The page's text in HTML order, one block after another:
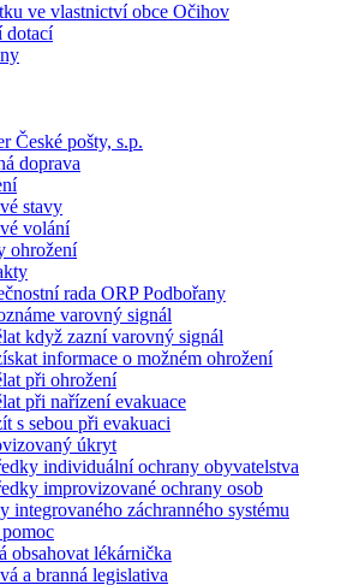
ve vlastnictví obce Očihov
dotací
České pošty, s.p.
doprava
stavy
volání
ohrožení
rada ORP Podbořany
varovný signál
když zazní varovný signál
informace o možném ohrožení
při ohrožení
při nařízení evakuace
s sebou při evakuaci
úkryt
individuální ochrany obyvatelstva
improvizované ochrany osob
integrovaného záchranného systému
obsahovat lékárnička
a branná legislativa